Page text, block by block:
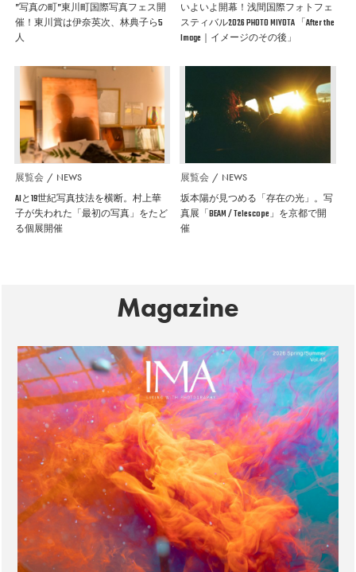
”写真の町”東川町国際写真フェス開
催！東川賞は伊奈英次、林典子ら5
人
いよいよ開幕！浅間国際フォトフェ
スティバル2026 PHOTO MIYOTA 「After the
Image｜イメージのその後」
展覧会 NEWS
AIと19世紀写真技法を横断。村上華
子が失われた「最初の写真」をたど
る個展開催
展覧会 NEWS
坂本陽が見つめる「存在の光」。写
真展「BEAM / Telescope」を京都で開
催
Magazine